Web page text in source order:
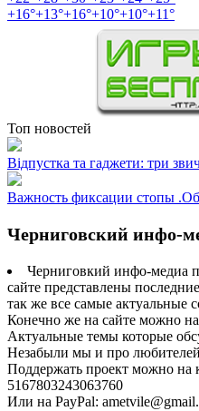
+16°+13°+16°+10°+10°+11°
Топ новостей
Відпустка та гаджети: три
Важность фиксации стопы
Черниговский инфо-
Черниговкий инфо-медиа
сайте представлены
так же все самые актуальные
Конечно же на сайте можно
Актуальные темы которые
Незабыли мы и про
Поддержать проект можно на
5167803243063760
Или на PayPal: